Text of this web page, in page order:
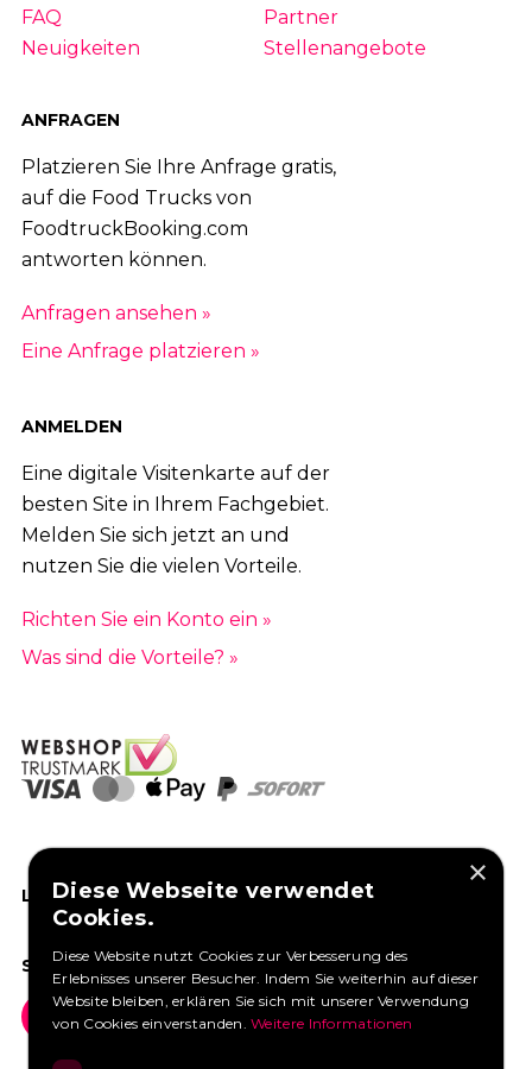
FAQ
Partner
Neuigkeiten
Stellenangebote
ANFRAGEN
Platzieren Sie Ihre Anfrage gratis,
auf die Food Trucks von
FoodtruckBooking.com
antworten können.
Anfragen ansehen »
Eine Anfrage platzieren »
ANMELDEN
Eine digitale Visitenkarte auf der
besten Site in Ihrem Fachgebiet.
Melden Sie sich jetzt an und
nutzen Sie die vielen Vorteile.
Richten Sie ein Konto ein »
Was sind die Vorteile? »
LIKEN SIE UNS AUF FACEBOOK
SOCIAL MEDIA
×
Diese Webseite verwendet
Cookies.
Diese Website nutzt Cookies zur Verbesserung des
Erlebnisses unserer Besucher. Indem Sie weiterhin auf dieser
Website bleiben, erklären Sie sich mit unserer Verwendung
von Cookies einverstanden.Weitere Informationen